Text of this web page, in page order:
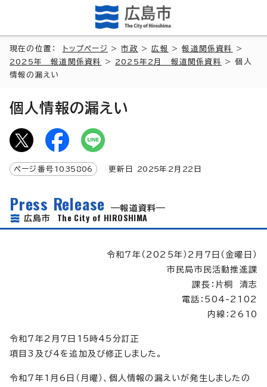
現在の位置： トップページ >市政 >広報 >報道関係資料
>
2025年 報道関係資料
> 2025年2月 報道関係資料
> 個人
情報の漏えい
個人情報の漏えい
ページ番号 1035806 更新日 2025年2月 22 日
Press Release
報道資料
広島市 The City of HIROSHIMA
令和7年（2025年）2月7日（金曜日）
市民局市民活動推進課
課長：片桐 清志
電話：504-2102
内線：2610
令和7年2月7日15時45分訂正
項目3及び4を追加及び修正しました。
令和7年1月6日（月曜）、個人情報の漏えいが発生しましたの